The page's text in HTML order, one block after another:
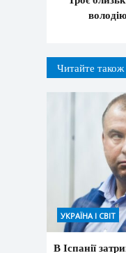
Читайте також
УКРАЇНА І СВІТ
В Іспанії